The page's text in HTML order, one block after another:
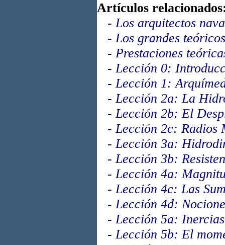
Artículos
-Los arquitectos
-Los grandes
- Prestaciones
-Lección 0:
-Lección 1:
-Lección 2a: La
-Lección 2b: El
-Lección 2c: Radios
-Lección 3a:
-Lección 3b:
-Lección 4a:
-Lección 4c: Las
-Lección 4d:
-Lección 5a:
-Lección 5b: El